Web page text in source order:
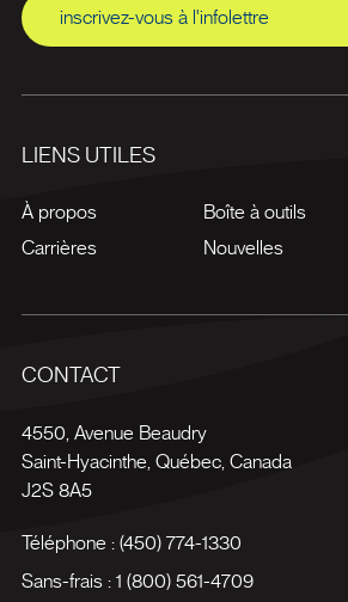
inscrivez-vous à l'infolettre
LIENS UTILES
À propos
Carrières
Boîte à outils
Nouvelles
CONTACT
4550, Avenue Beaudry
Saint-Hyacinthe Québec, Canada
J2S 8A5
Téléphone : (450) 774-1330
Sans-frais : 1 (800) 561-4709